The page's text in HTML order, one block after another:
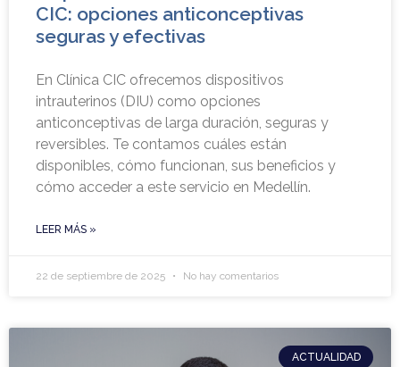
CIC: opciones anticonceptivas
seguras y efectivas
En Clínica CIC ofrecemos dispositivos
intrauterinos (DIU) como opciones
anticonceptivas de larga duración, seguras y
reversibles. Te contamos cuáles están
disponibles, cómo funcionan, sus beneficios y
cómo acceder a este servicio en Medellín.
LEER MÁS »
22 de septiembre de 2025 No hay comentarios
ACTUALIDAD